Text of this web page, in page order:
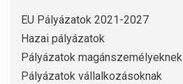
EU Pályázatok 2021-2027
Hazai pályázatok
Pályázatok magánszemélyeknek
Pályázatok vállalkozásoknak